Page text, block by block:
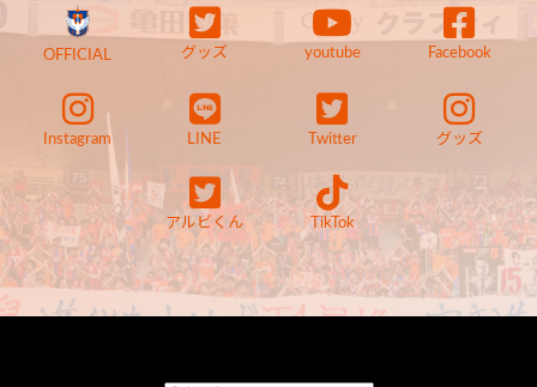
OFFICIAL グッズ youtube Facebook
Instagram LINE Twitter グッズ
アルビくん TikTok